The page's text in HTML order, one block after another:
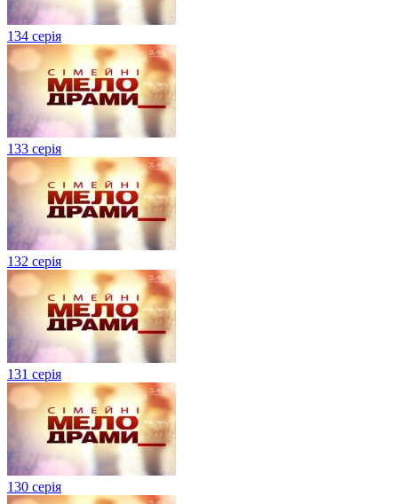
134 серiя
133 серія
132 серія
131 серія
130 серія